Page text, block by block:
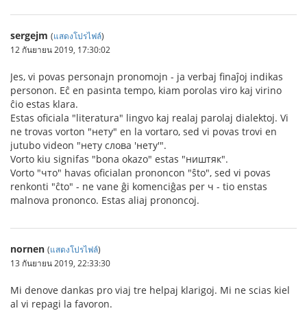
sergejm (แสดงโปรไฟล์)
12 กันยายน 2019, 17:30:02
Jes, vi povas personajn pronomojn - ja verbaj finaĵoj indikas
personon. Eĉ en pasinta tempo, kiam porolas viro kaj virino
ĉio estas klara.
Estas oficiala "literatura" lingvo kaj realaj parolaj dialektoj. Vi
ne trovas vorton "нету" en la vortaro, sed vi povas trovi en
jutubo videon "нету слова 'нету'".
Vorto kiu signifas "bona okazo" estas "ништяк".
Vorto "что" havas oficialan prononcon "ŝto", sed vi povas
renkonti "ĉto" - ne vane ĝi komenciĝas per ч - tio enstas
malnova prononco. Estas aliaj prononcoj.
nornen (แสดงโปรไฟล์)
13 กันยายน 2019, 22:33:30
Mi denove dankas pro viaj tre helpaj klarigoj. Mi ne scias kiel
al vi repagi la favoron.